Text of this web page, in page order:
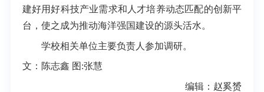
建好用好科技产业需求和人才培养动态匹配的创新平
台，使之成为推动海洋强国建设的源头活水。
学校相关单位主要负责人参加调研。
文：陈志鑫 图:张慧
编辑：赵奚赟